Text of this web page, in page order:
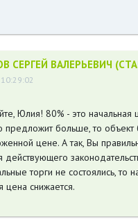
СЕРГЕЙ ВАЛЕРЬЕВИЧ
Юлия! 80% - это начальная
предложит больше, то
цене. А так, Вы
торги не состоялись, то
цена снижается.